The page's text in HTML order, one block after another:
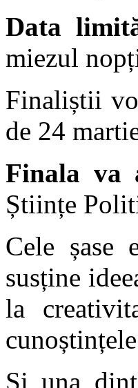
Data
miezul
Finaliștii
de 24
Finala va
Științe
Cele șase
susține
la
Și una